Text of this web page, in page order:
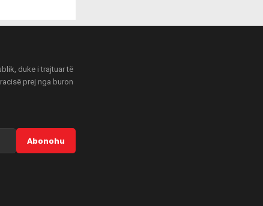
duke i trajtuar të
prej nga buron
Abonohu